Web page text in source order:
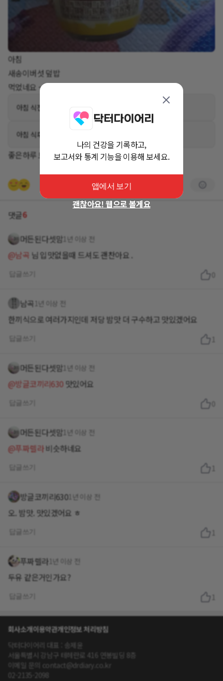
아침
새송이버섯 덮밥
먹었네요 ~^^
아침 식전 110mg/dL
아침 식후 97mg/dL
좋은하루 보내세요..
댓글6
머든된다셋맘1년 이상 전
@남곡 님 입맛없을때 드셔도 괜찬아요 .
남곡 1년 이상 전
한끼식으로 여러가지인데 저당 밤맛 더 구수하고 맛있겠어요
1
머든된다셋맘1년 이상 전
@방글코끼리630맛있어요
머든된다셋맘1년 이상 전
@푸짜렐라비슷하네요
1
방글코끼리6301년 이상 전
오. 밤맛. 맛있겠어요 ㅎ
1
푸짜렐라1년 이상 전
두유 같은거인가요?
1
회사소개이용약관개인정보 처리방침
닥터다이어리 대표 : 송제윤
서울특별시 강남구 테헤란로 416 연봉빌딩 8층
이메일 문의 contact@drdiary.co.kr
02-2135-2098
나의 건강을 기록하고,
보고서와 통계 기능을 이용해 보세요.
앱에서 보기
괜찮아요! 웹으로 볼게요